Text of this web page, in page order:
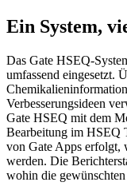
Ein System,
Das Gate HSEQ-
umfassend eingesetzt.
Verbesserungsideen
Gate HSEQ mit dem
Bearbeitung im HSEQ
von Gate Apps erfolgt,
werden. Die
wohin die